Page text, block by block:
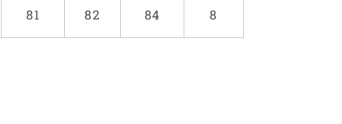
81 82 84 8